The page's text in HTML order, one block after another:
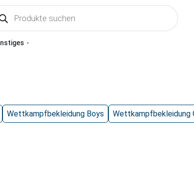
Wettkampfbekleidung Boys Wettkampfbekleidung